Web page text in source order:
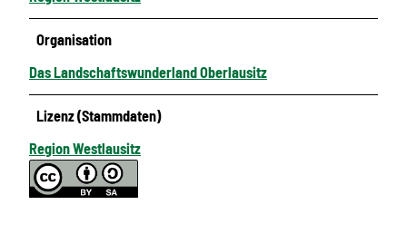
Organisation
Das Landschaftswunderland Oberlausitz
Lizenz (Stammdaten)
Region Westlausitz